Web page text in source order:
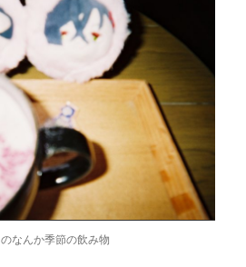
なんか季節の飲み物